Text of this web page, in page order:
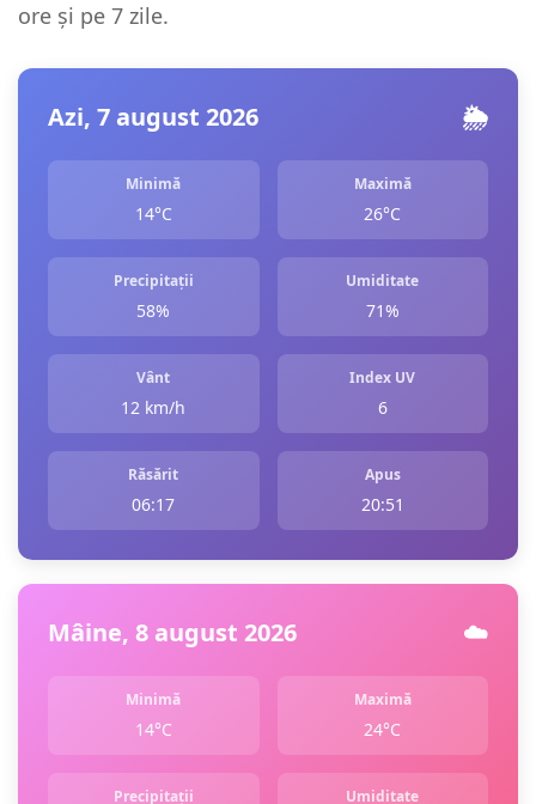
ore și pe 7 zile.
Azi, 7 august 2026 🌦️
Minimă
14°C
Maximă
26°C
Precipitații
58%
Umiditate
71%
Vânt
12 km/h
Index UV
6
Răsărit
06:17
Apus
20:51
Mâine, 8 august 2026 ☁️
Minimă
14°C
Maximă
24°C
Precipitații Umiditate